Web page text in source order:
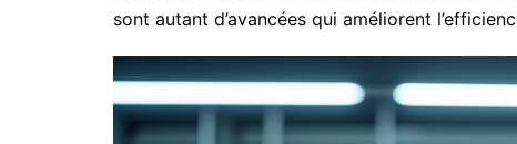
sont autant d’avancées qui améliorent